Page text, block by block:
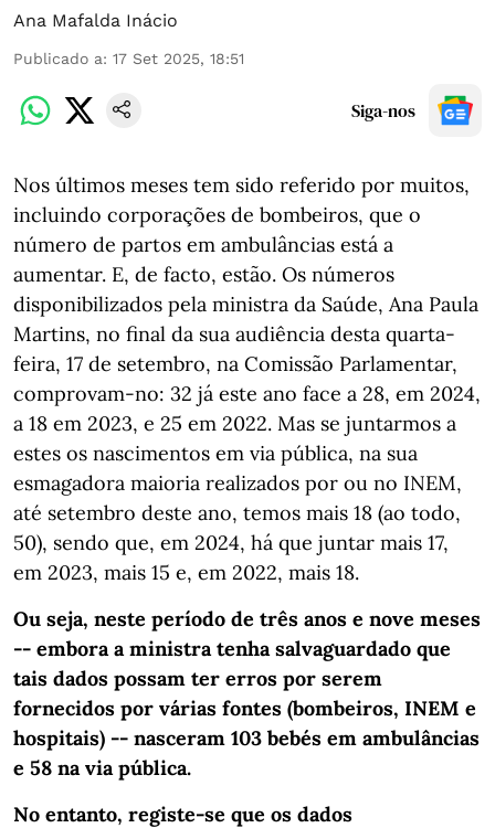
Ana Mafalda Inácio
Publicado a: 17 Set 2025, 18:51
Siga-nos
Nos últimos meses tem sido referido por muitos,
incluindo corporações de bombeiros, que o
número de partos em ambulâncias está a
aumentar. E, de facto, estão. Os números
disponibilizados pela ministra da Saúde, Ana Paula
Martins, no final da sua audiência desta quarta-
feira, 17 de setembro, na Comissão Parlamentar,
comprovam-no: 32 já este ano face a 28, em 2024,
a 18 em 2023, e 25 em 2022. Mas se juntarmos a
estes os nascimentos em via pública, na sua
esmagadora maioria realizados por ou no INEM,
até setembro deste ano, temos mais 18 (ao todo,
50), sendo que, em 2024, há que juntar mais 17,
em 2023, mais 15 e, em 2022, mais 18.
Ou seja, neste período de três anos e nove meses
-- embora a ministra tenha salvaguardado que
tais dados possam ter erros por serem
fornecidos por várias fontes (bombeiros, INEM e
hospitais) -- nasceram 103 bebés em ambulâncias
e 58 na via pública.
No entanto, registe-se que os dados